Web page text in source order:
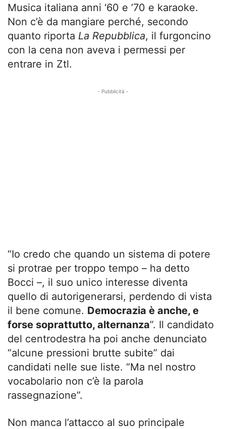
Musica italiana anni ‘60 e ’70 e karaoke.
Non c’è da mangiare perché, secondo
quanto riporta La Repubblica, il furgoncino
con la cena non aveva i permessi per
entrare in Ztl.
- Pubblicità -
“Io credo che quando un sistema di potere
si protrae per troppo tempo – ha detto
Bocci –, il suo unico interesse diventa
quello di autorigenerarsi, perdendo di vista
il bene comune. Democrazia è anche, e
forse soprattutto, alternanza”. Il candidato
del centrodestra ha poi anche denunciato
“alcune pressioni brutte subite” dai
candidati nelle sue liste. “Ma nel nostro
vocabolario non c’è la parola
rassegnazione”.
Non manca l’attacco al suo principale